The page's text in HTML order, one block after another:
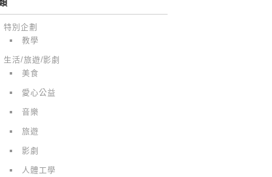
特別企劃
教學
生活/旅遊/影劇
美食
愛心公益
音樂
旅遊
影劇
人體工學